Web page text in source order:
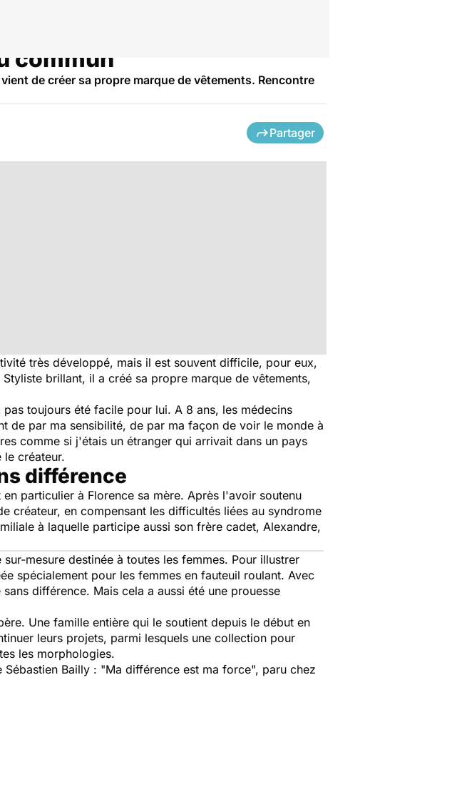
commun
de créer sa propre marque de vêtements. Rencontre
Partager
très développé, mais il est souvent difficile, pour eux,
brillant, il a créé sa propre marque de vêtements,
toujours été facile pour lui. A 8 ans, les médecins
de par ma sensibilité, de par ma façon de voir le monde à
comme si j'étais un étranger qui arrivait dans un pays
le créateur.
différence
particulier à Florence sa mère. Après l'avoir soutenu
créateur, en compensant les difficultés liées au syndrome
à laquelle participe aussi son frère cadet, Alexandre,
mesure destinée à toutes les femmes. Pour illustrer
spécialement pour les femmes en fauteuil roulant. Avec
différence. Mais cela a aussi été une prouesse
Une famille entière qui le soutient depuis le début en
leurs projets, parmi lesquels une collection pour
les morphologies.
Bailly : "Ma différence est ma force", paru chez